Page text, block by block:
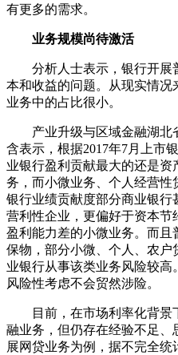
有更多的需求。
业务规模尚待激活
分析人士表示，银行开展
本和收益的问题。从现实情
业务中的占比很小。
产业升级与区域金融湖北
含表示，根据2017年7月上市
业银行盈利贡献最大的还是
务，而小微业务、个人经营性
银行业绩贡献度部分商业银行
营利性企业，更偏好于资本节
盈利能力差的小微业务。而且
保物，部分小微、个人、农
业银行从事该类业务风险较高
风险性考虑不会贸然涉险。
目前，在市场利率化背景
融业务，但仍存在经验不足
展网贷业务为例，据不完全统